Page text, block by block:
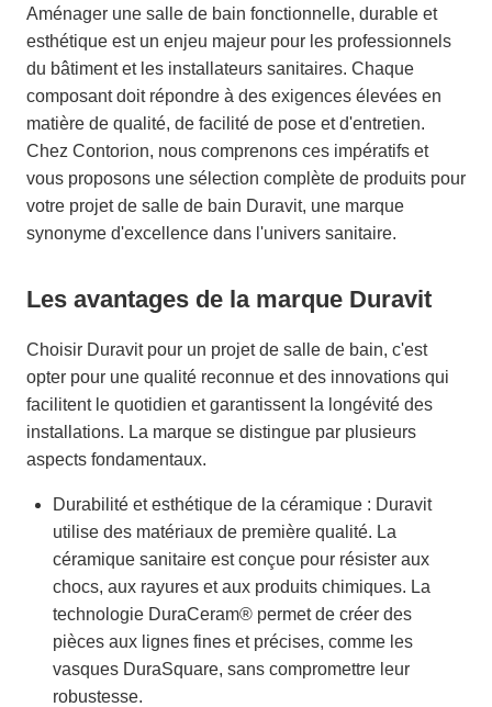
Aménager une salle de bain fonctionnelle, durable et
esthétique est un enjeu majeur pour les professionnels
du bâtiment et les installateurs sanitaires. Chaque
composant doit répondre à des exigences élevées en
matière de qualité, de facilité de pose et d'entretien.
Chez Contorion, nous comprenons ces impératifs et
vous proposons une sélection complète de produits pour
votre projet de salle de bain Duravit, une marque
synonyme d'excellence dans l'univers sanitaire.
Les avantages de la marque Duravit
Choisir Duravit pour un projet de salle de bain, c'est
opter pour une qualité reconnue et des innovations qui
facilitent le quotidien et garantissent la longévité des
installations. La marque se distingue par plusieurs
aspects fondamentaux.
Durabilité et esthétique de la céramique : Duravit
utilise des matériaux de première qualité. La
céramique sanitaire est conçue pour résister aux
chocs, aux rayures et aux produits chimiques. La
technologie DuraCeram® permet de créer des
pièces aux lignes fines et précises, comme les
vasques DuraSquare, sans compromettre leur
robustesse.